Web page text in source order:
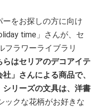
をお探しの方に向け
time」さんが、セ
フラワーライブラリ
らはセリアのデコアイテ
」さんによる商品で、
シリーズの文具は、洋書
ックな花柄がお好きな